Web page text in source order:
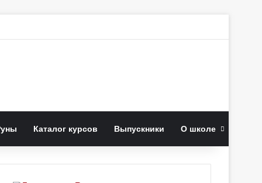
Каталог курсов Выпускники О школе